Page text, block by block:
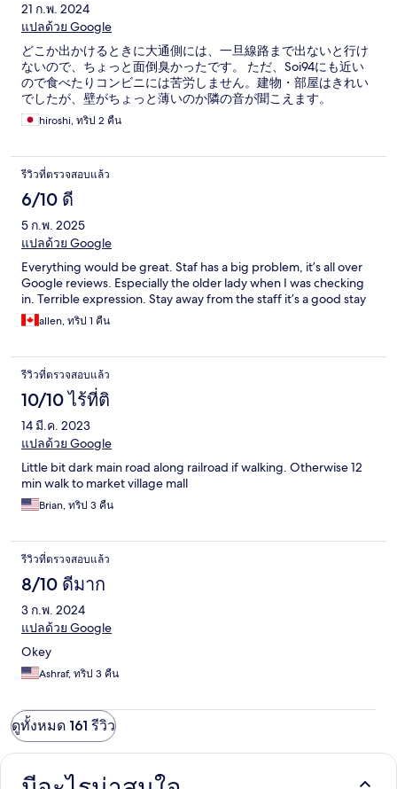
21 ก.พ. 2024
แปลด้วย Google
どこか出かけるときに大通側には、一旦線路まで出ないと行け
ないので、ちょっと面倒臭かったです。 ただ、Soi94にも近い
ので食べたりコンビニには苦労しません。建物・部屋はきれい
でしたが、壁がちょっと薄いのか隣の音が聞こえます。
hiroshi, ทริป 2 คืน
รีวิวที่ตรวจสอบแล้ว
6/10 ดี
5 ก.พ. 2025
แปลด้วย Google
Everything would be great. Staf has a big problem, it’s all over
Google reviews. Especially the older lady when I was checking
in. Terrible expression. Stay away from the staff it’s a good stay
allen, ทริป 1 คืน
รีวิวที่ตรวจสอบแล้ว
10/10 ไร้ที่ติ
14 มี.ค. 2023
แปลด้วย Google
Little bit dark main road along railroad if walking. Otherwise 12
min walk to market village mall
Brian, ทริป 3 คืน
รีวิวที่ตรวจสอบแล้ว
8/10 ดีมาก
3 ก.พ. 2024
แปลด้วย Google
Okey
Ashraf, ทริป 3 คืน
ดูทั้งหมด 161 รีวิว